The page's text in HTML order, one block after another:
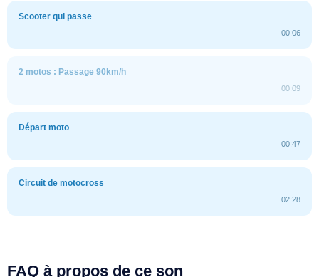
Scooter qui passe
00:06
2 motos : Passage 90km/h
00:09
Départ moto
00:47
Circuit de motocross
02:28
FAQ à propos de ce son